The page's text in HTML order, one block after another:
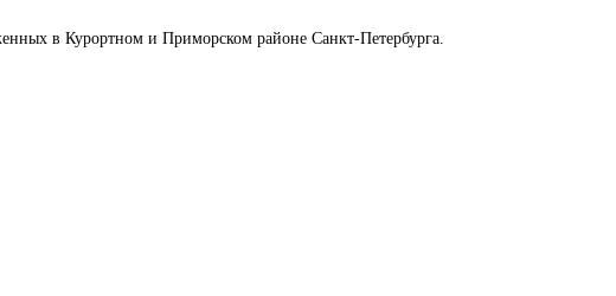
в Курортном и Приморском районе Санкт-Петербурга.